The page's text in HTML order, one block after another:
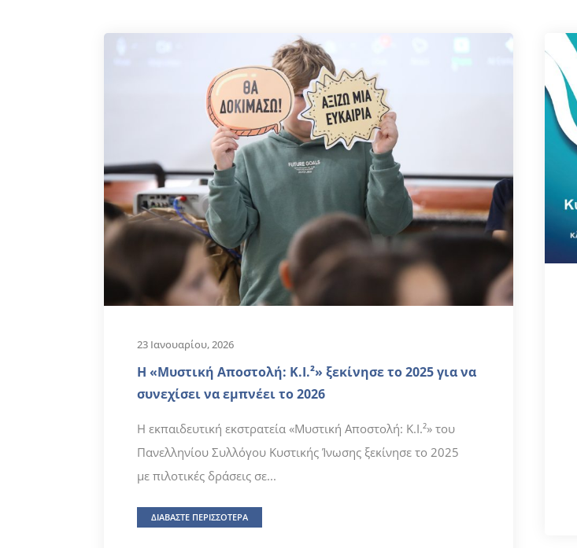
23 Ιανουαρίου, 2026
Η «Μυστική Αποστολή: Κ.Ι.²» ξεκίνησε το 2025 για να
συνεχίσει να εμπνέει το 2026
Η εκπαιδευτική εκστρατεία «Μυστική Αποστολή: Κ.Ι.²» του
Πανελληνίου Συλλόγου Κυστικής Ίνωσης ξεκίνησε το 2025
με πιλοτικές δράσεις σε...
ΔΙΑΒΑΣΤΕ ΠΕΡΙΣΣΟΤΕΡΑ